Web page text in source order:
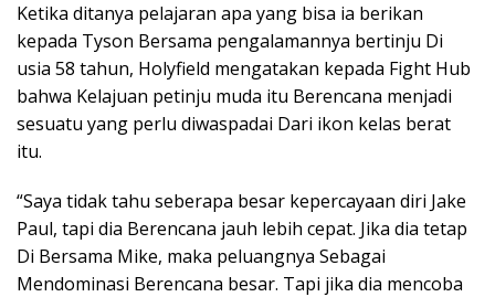
Ketika ditanya pelajaran apa yang bisa ia berikan
kepada Tyson Bersama pengalamannya bertinju Di
usia 58 tahun, Holyfield mengatakan kepada Fight Hub
bahwa Kelajuan petinju muda itu Berencana menjadi
sesuatu yang perlu diwaspadai Dari ikon kelas berat
itu.
“Saya tidak tahu seberapa besar kepercayaan diri Jake
Paul, tapi dia Berencana jauh lebih cepat. Jika dia tetap
Di Bersama Mike, maka peluangnya Sebagai
Mendominasi Berencana besar. Tapi jika dia mencoba